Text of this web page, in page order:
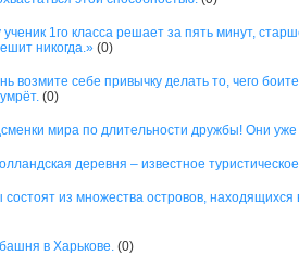
ученик 1го класса решает за пять минут,
никогда.» (0)
возмите себе привычку делать то, чего
(0)
мира по длительности дружбы! Они уже
деревня – известное
из множества островов, находящихся
в Харькове. (0)